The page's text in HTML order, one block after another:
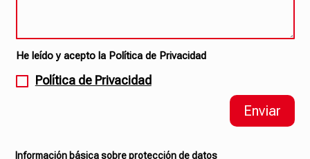
He leído y acepto la Política de Privacidad
Política de Privacidad
Enviar
Información básica sobre protección de datos